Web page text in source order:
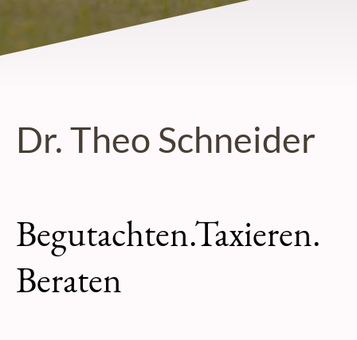
Dr. Theo Schneider
Begutachten.Taxieren.
Beraten